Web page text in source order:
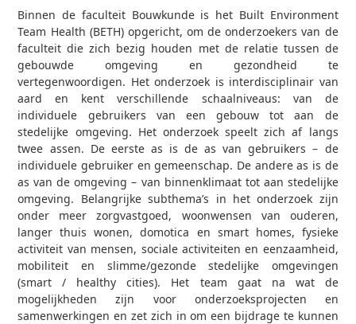
Binnen de faculteit Bouwkunde is het Built Environment
Team Health (BETH) opgericht, om de onderzoekers van de
faculteit die zich bezig houden met de relatie tussen de
gebouwde omgeving en gezondheid te
vertegenwoordigen. Het onderzoek is interdisciplinair van
aard en kent verschillende schaalniveaus: van de
individuele gebruikers van een gebouw tot aan de
stedelijke omgeving. Het onderzoek speelt zich af langs
twee assen. De eerste as is de as van gebruikers – de
individuele gebruiker en gemeenschap. De andere as is de
as van de omgeving – van binnenklimaat tot aan stedelijke
omgeving. Belangrijke subthema’s in het onderzoek zijn
onder meer zorgvastgoed, woonwensen van ouderen,
langer thuis wonen, domotica en smart homes, fysieke
activiteit van mensen, sociale activiteiten en eenzaamheid,
mobiliteit en slimme/gezonde stedelijke omgevingen
(smart / healthy cities). Het team gaat na wat de
mogelijkheden zijn voor onderzoeksprojecten en
samenwerkingen en zet zich in om een bijdrage te kunnen